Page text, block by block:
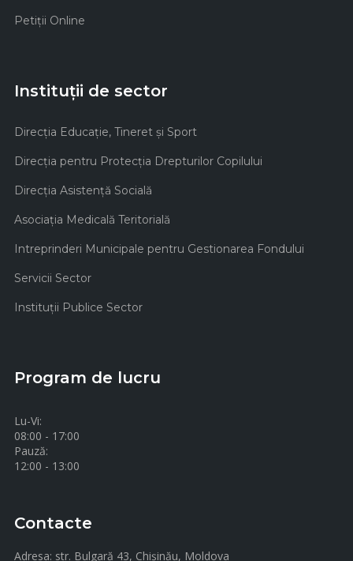
Petiții Online
Instituții de sector
Direcţia Educaţie, Tineret şi Sport
Direcţia pentru Protecţia Drepturilor Copilului
Direcţia Asistenţă Socială
Asociaţia Medicală Teritorială
Intreprinderi Municipale pentru Gestionarea Fondului
Servicii Sector
Instituţii Publice Sector
Program de lucru
Lu-Vi:
08:00 - 17:00
Pauză:
12:00 - 13:00
Contacte
Adresa: str. Bulgară 43, Chișinău, Moldova